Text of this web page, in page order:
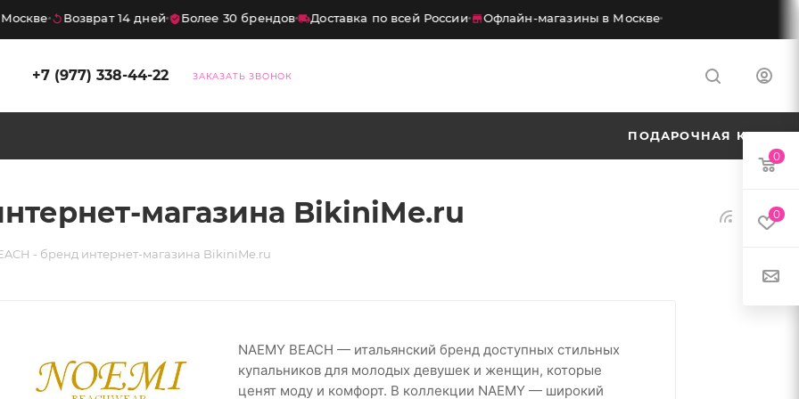
Возврат 14 дней Более 30 брендов Доставка по всей России Офлайн-магазины в Москве
+7 (977) 338-44-22 ЗАКАЗАТЬ ЗВОНОК
ПОДАРОЧНАЯ КАРТА
магазина BikiniMe.ru
- бренд интернет-магазина BikiniMe.ru
NAEMY BEACH — итальянский бренд доступных стильных
купальников для молодых девушек и женщин, которые
ценят моду и комфорт. В коллекции NAEMY — широкий
0
0